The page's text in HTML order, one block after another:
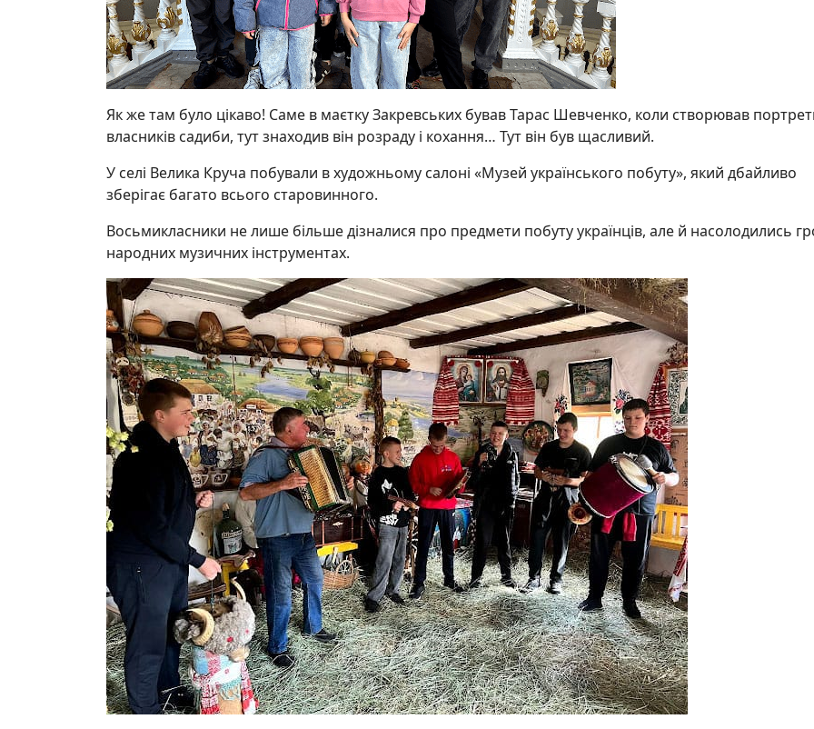
Як же там було цікаво! Саме в маєтку Закревських бував Тарас Шевченко, коли створював
власників садиби, тут знаходив він розраду і кохання… Тут він був щасливий.
У селі Велика Круча побували в художньому салоні «Музей українського побуту», який дбайливо
зберігає багато всього старовинного.
Восьмикласники не лише більше дізналися про предмети побуту українців, але й насолодились
народних музичних інструментах.